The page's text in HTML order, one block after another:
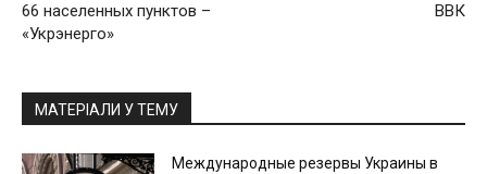
66 населенных пунктов –
«Укрэнерго»
ВВК
МАТЕРІАЛИ У ТЕМУ
Международные резервы Украины в